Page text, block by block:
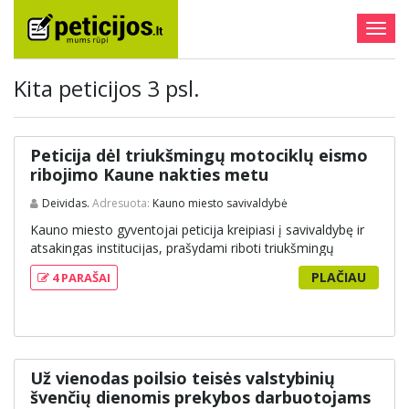
Kita peticijos 3 psl.
Peticija dėl triukšmingų motociklų eismo
ribojimo Kaune nakties metu
Deividas. Adresuota: Kauno miesto savivaldybė
Kauno miesto gyventojai peticija kreipiasi į savivaldybę ir
atsakingas institucijas, prašydami riboti triukšmingų
motociklų eismą nakties metu, nes po 22 val. keliamas
triukšmas trikdo ramybę, blogina miego kokybę ir kelia
modifikuotų išmetimo sistemų, svarstyti galimybę riboti
motociklų eismą tam tikrose gatvėse naktį ir taikyti
sankcijas už pažeidimus. Gyventojai akcentuoja teisę į
ramų poilsį ir tikisi, kad problemos bus sprendžiamos
4 PARAŠAI PLAČIAU
Už vienodas poilsio teisės valstybinių
švenčių dienomis prekybos darbuotojams